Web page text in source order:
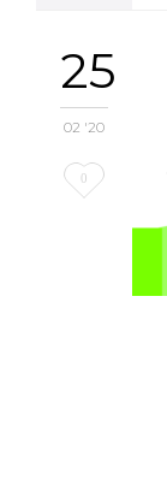
25
02 '20
Love
0